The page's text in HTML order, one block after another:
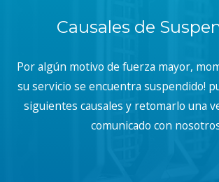
Causales de
Por algún motivo de fuerza mayor,
su servicio se encuentra suspendido!
siguientes causales y retomarlo una
comunicado con